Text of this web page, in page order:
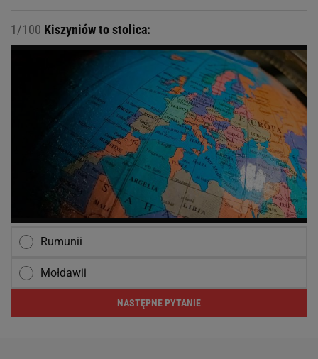
1/100 Kiszyniów to stolica:
Rumunii
Mołdawii
NASTĘPNE PYTANIE